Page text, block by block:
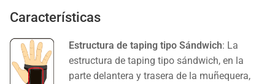
Características
Estructura de taping tipo Sándwich: La
estructura de taping tipo sándwich, en la
parte delantera y trasera de la muñequera,